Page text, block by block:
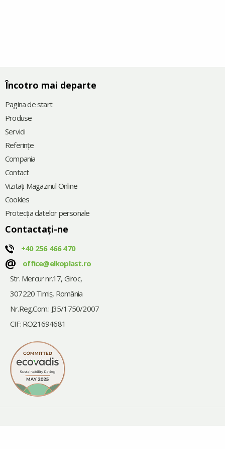
Încotro mai departe
Pagina de start
Produse
Servicii
Referinţe
Compania
Contact
Vizitați Magazinul Online
Cookies
Protecția datelor personale
Contactați-ne
+40 256 466 470
@
office@elkoplast.ro
Str. Mercur nr.17, Giroc,
307220 Timiş, România
Nr.Reg.Com.: J35/1750/2007
CIF: RO21694681